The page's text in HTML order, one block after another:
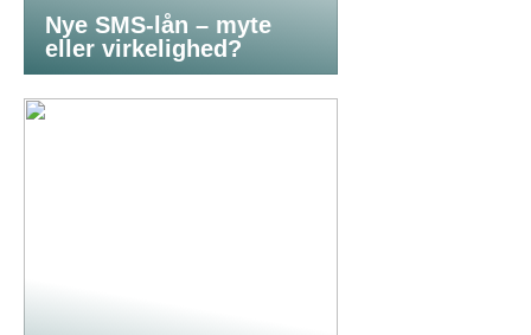
Nye SMS-lån – myte
eller virkelighed?